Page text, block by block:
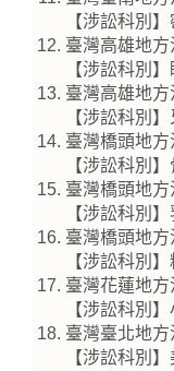
【涉訟科別
臺灣高雄地
【涉訟科別
臺灣高雄地
【涉訟科別
臺灣橋頭地
【涉訟科別
臺灣橋頭地
【涉訟科別
臺灣橋頭地
【涉訟科別
臺灣花蓮地
【涉訟科別
臺灣臺北地
【涉訟科別